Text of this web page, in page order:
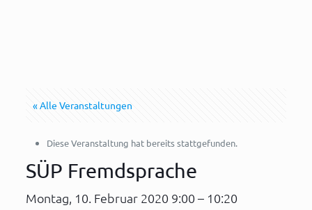
« Alle Veranstaltungen
Diese Veranstaltung hat bereits stattgefunden.
SÜP Fremdsprache
Montag, 10. Februar 2020 9:00 – 10:20